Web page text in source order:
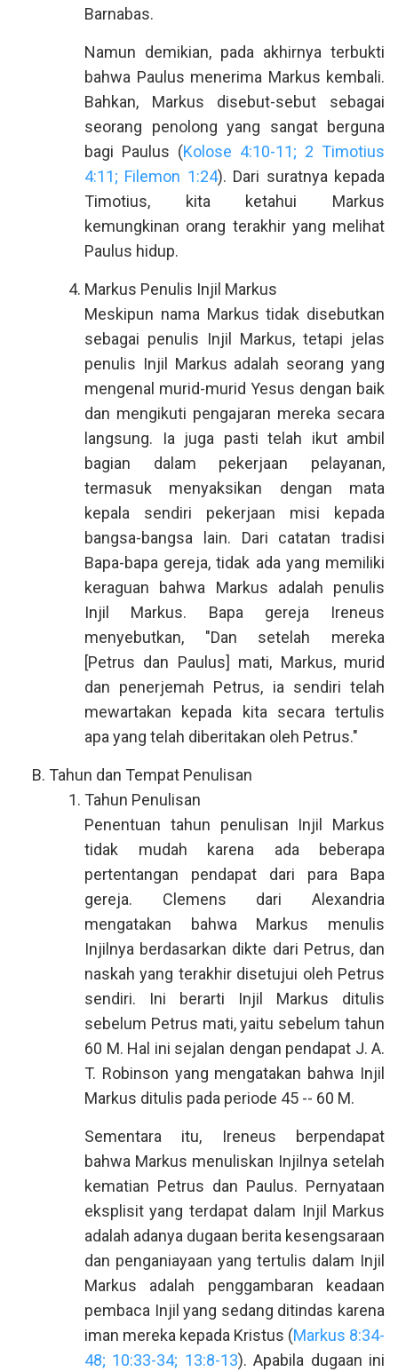
Barnabas.
Namun demikian, pada akhirnya terbukti
bahwa Paulus menerima Markus kembali.
Bahkan, Markus disebut-sebut sebagai
seorang penolong yang sangat berguna
bagi Paulus (Kolose 4:10-11; 2 Timotius
4:11; Filemon 1:24). Dari suratnya kepada
Timotius, kita ketahui Markus
kemungkinan orang terakhir yang melihat
Paulus hidup.
Markus Penulis Injil Markus
Meskipun nama Markus tidak disebutkan
sebagai penulis Injil Markus, tetapi jelas
penulis Injil Markus adalah seorang yang
mengenal murid-murid Yesus dengan baik
dan mengikuti pengajaran mereka secara
langsung. Ia juga pasti telah ikut ambil
bagian dalam pekerjaan pelayanan,
termasuk menyaksikan dengan mata
kepala sendiri pekerjaan misi kepada
bangsa-bangsa lain. Dari catatan tradisi
Bapa-bapa gereja, tidak ada yang memiliki
keraguan bahwa Markus adalah penulis
Injil Markus. Bapa gereja Ireneus
menyebutkan, "Dan setelah mereka
[Petrus dan Paulus] mati, Markus, murid
dan penerjemah Petrus, ia sendiri telah
mewartakan kepada kita secara tertulis
apa yang telah diberitakan oleh Petrus."
Tahun dan Tempat Penulisan
Tahun Penulisan
Penentuan tahun penulisan Injil Markus
tidak mudah karena ada beberapa
pertentangan pendapat dari para Bapa
gereja. Clemens dari Alexandria
mengatakan bahwa Markus menulis
Injilnya berdasarkan dikte dari Petrus, dan
naskah yang terakhir disetujui oleh Petrus
sendiri. Ini berarti Injil Markus ditulis
sebelum Petrus mati, yaitu sebelum tahun
60 M. Hal ini sejalan dengan pendapat J. A.
T. Robinson yang mengatakan bahwa Injil
Markus ditulis pada periode 45 -- 60 M.
Sementara itu, Ireneus berpendapat
bahwa Markus menuliskan Injilnya setelah
kematian Petrus dan Paulus. Pernyataan
eksplisit yang terdapat dalam Injil Markus
adalah adanya dugaan berita kesengsaraan
dan penganiayaan yang tertulis dalam Injil
Markus adalah penggambaran keadaan
pembaca Injil yang sedang ditindas karena
iman mereka kepada Kristus (Markus 8:34-
48; 10:33-34; 13:8-13). Apabila dugaan ini